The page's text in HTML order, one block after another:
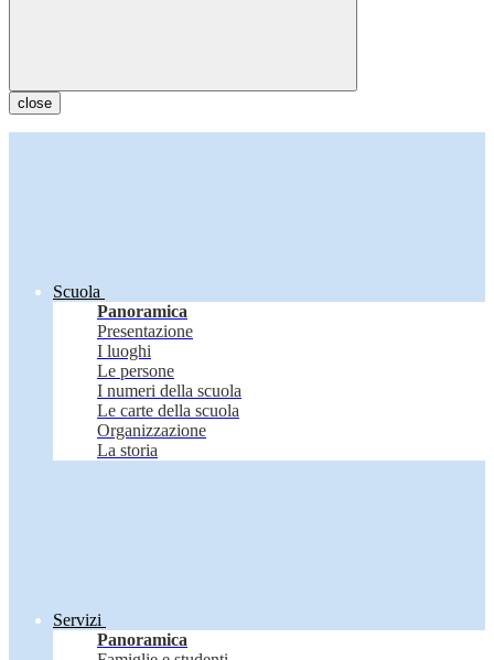
close
Scuola
Panoramica
Presentazione
I luoghi
Le persone
I numeri della scuola
Le carte della scuola
Organizzazione
La storia
Servizi
Panoramica